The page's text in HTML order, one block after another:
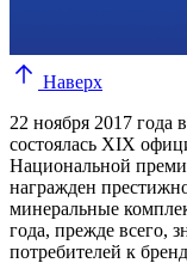
Наверх
22 ноября 2017 года
состоялась XIX
Национальной
награжден
минеральные
года, прежде всего,
потребителей к